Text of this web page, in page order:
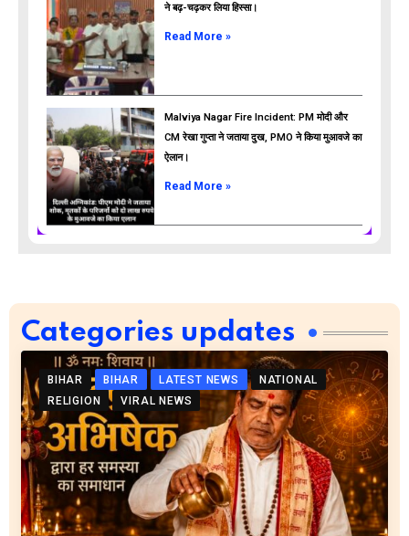
ने बढ़-चढ़कर लिया हिस्सा।
Read More »
Malviya Nagar Fire Incident: PM मोदी और
CM रेखा गुप्ता ने जताया दुख, PMO ने किया मुआवजे का
ऐलान।
Read More »
Categories updates
BIHAR BIHAR LATEST NEWS
NATIONAL
RELIGION
VIRAL NEWS